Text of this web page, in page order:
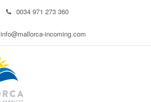
0034 971 273 360
info@mallorca-incoming.com